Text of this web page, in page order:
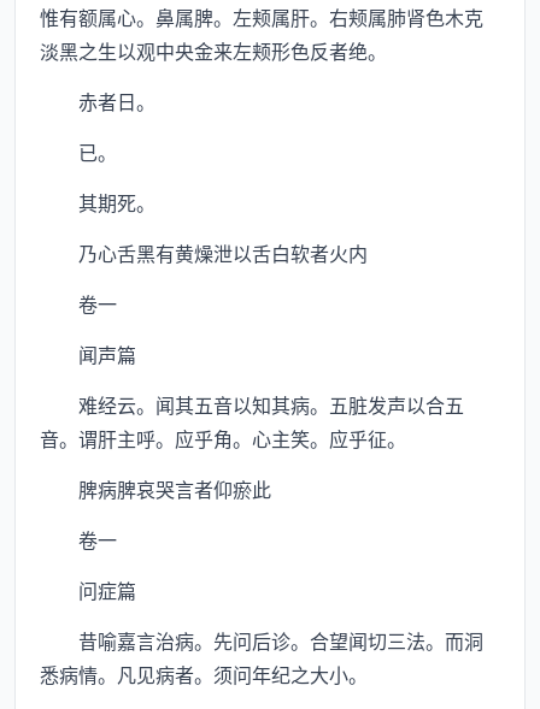
惟有额属心。鼻属脾。左颊属肝。右颊属肺肾色木克
淡黑之生以观中央金来左颊形色反者绝。
赤者日。
已。
其期死。
乃心舌黑有黄燥泄以舌白软者火内
卷一
闻声篇
难经云。闻其五音以知其病。五脏发声以合五
音。谓肝主呼。应乎角。心主笑。应乎征。
脾病脾哀哭言者仰瘀此
卷一
问症篇
昔喻嘉言治病。先问后诊。合望闻切三法。而洞
悉病情。凡见病者。须问年纪之大小。